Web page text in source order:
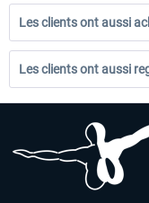
Les clients ont aussi
Les clients ont aussi